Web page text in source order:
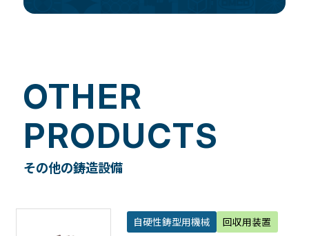
OTHER
PRODUCTS
その他の鋳造設備
自硬性鋳型用機械 回収用装置